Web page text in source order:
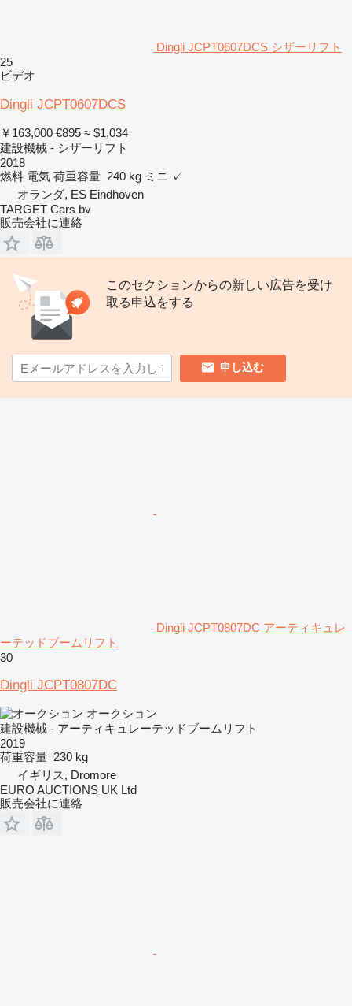
Dingli JCPT0607DCS シザーリフト
25
ビデオ
Dingli JCPT0607DCS
￥163,000 €895 ≈ $1,034
建設機械 - シザーリフト
2018
燃料 電気 荷重容量 240 kg ミニ ✓
オランダ, ES Eindhoven
TARGET Cars bv
販売会社に連絡
このセクションからの新しい広告を受け
取る申込をする
申し込む
Dingli JCPT0807DC アーティキュレ
ーテッドブームリフト
30
Dingli JCPT0807DC
オークション
建設機械 - アーティキュレーテッドブームリフト
2019
荷重容量 230 kg
イギリス, Dromore
EURO AUCTIONS UK Ltd
販売会社に連絡